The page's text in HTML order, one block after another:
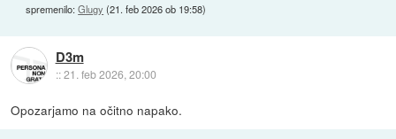
spremenilo:Glugy (21. feb 2026 ob 19:58)
D3m
::21. feb 2026, 20:00
Opozarjamo na očitno napako.